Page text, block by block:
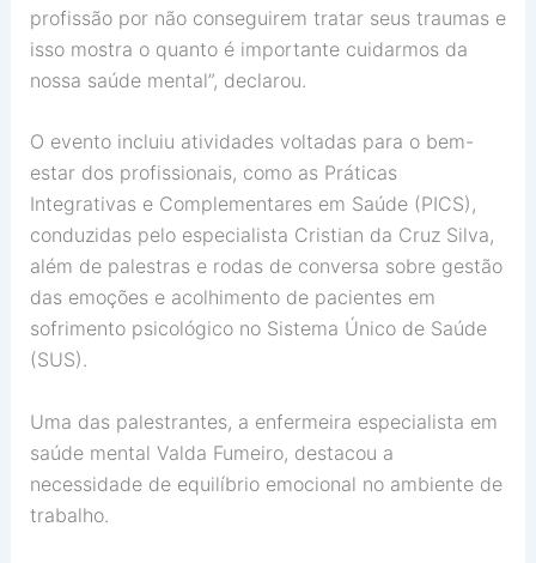
profissão por não conseguirem tratar seus traumas e
isso mostra o quanto é importante cuidarmos da
nossa saúde mental”, declarou.
O evento incluiu atividades voltadas para o bem-
estar dos profissionais, como as Práticas
Integrativas e Complementares em Saúde (PICS),
conduzidas pelo especialista Cristian da Cruz Silva,
além de palestras e rodas de conversa sobre gestão
das emoções e acolhimento de pacientes em
sofrimento psicológico no Sistema Único de Saúde
(SUS).
Uma das palestrantes, a enfermeira especialista em
saúde mental Valda Fumeiro, destacou a
necessidade de equilíbrio emocional no ambiente de
trabalho.